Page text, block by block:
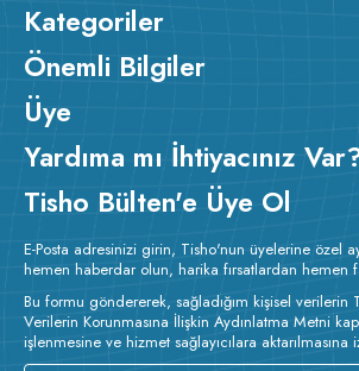
Kategoriler
Önemli Bilgiler
Üye
Yardıma mı İhtiyacınız
Tisho Bülten'e Üye Ol
E-Posta adresinizi girin, Tisho'nun üyelerine özel
hemen haberdar olun, harika fırsatlardan hemen
Bu formu göndererek, sağladığım kişisel verilerin
Verilerin Korunmasına İlişkin Aydınlatma Metni
işlenmesine ve hizmet sağlayıcılara aktarılmasına